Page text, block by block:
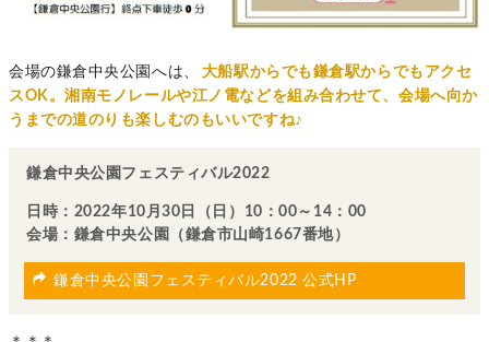
会場の鎌倉中央公園へは、
大船駅からでも鎌倉駅からでもアクセ
スOK。湘南モノレールや江ノ電などを組み合わせて、会場へ向か
うまでの道のりも楽しむのもいいですね♪
鎌倉中央公園フェスティバル2022
日時：2022年10月30日（日）10：00～14：00
会場：鎌倉中央公園（鎌倉市山崎1667番地）
鎌倉中央公園フェスティバル2022 公式HP